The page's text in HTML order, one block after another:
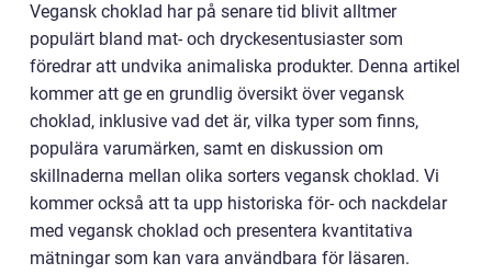
Vegansk choklad har på senare tid blivit alltmer
populärt bland mat- och dryckesentusiaster som
föredrar att undvika animaliska produkter. Denna artikel
kommer att ge en grundlig översikt över vegansk
choklad, inklusive vad det är, vilka typer som finns,
populära varumärken, samt en diskussion om
skillnaderna mellan olika sorters vegansk choklad. Vi
kommer också att ta upp historiska för- och nackdelar
med vegansk choklad och presentera kvantitativa
mätningar som kan vara användbara för läsaren.